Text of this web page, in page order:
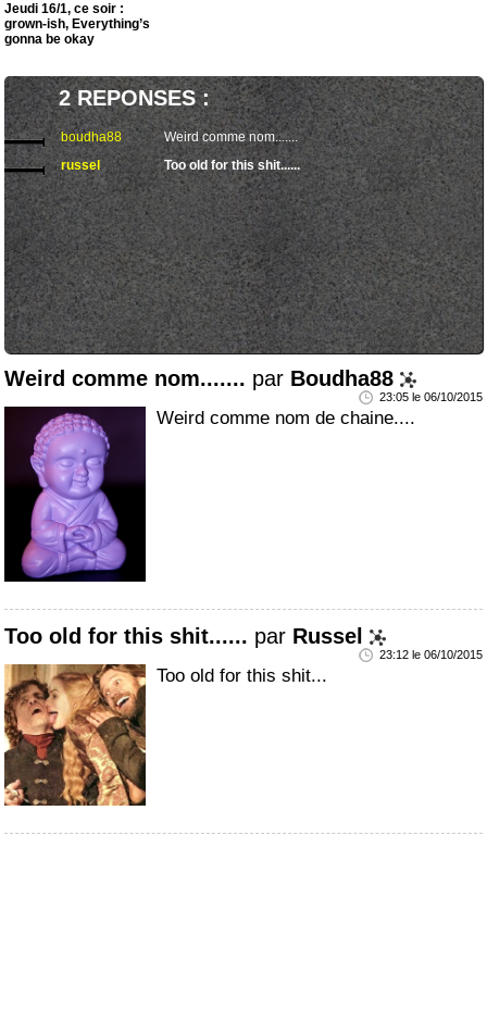
Jeudi 16/1, ce soir :
grown-ish, Everything’s
gonna be okay
2 REPONSES :
boudha88
Weird comme nom.......
russel
Too old for this shit......
Weird comme nom....... par Boudha88
23:05 le 06/10/2015
Weird comme nom de chaine....
Too old for this shit...... par Russel
23:12 le 06/10/2015
Too old for this shit...